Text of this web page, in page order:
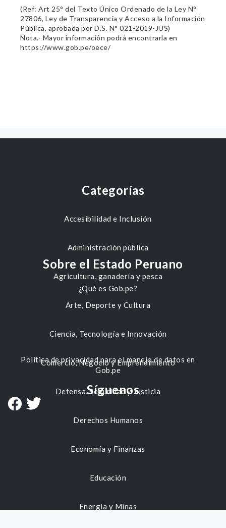
(Ref: Art 25° del Texto Único Ordenado de la Ley N°
27806, Ley de Transparencia y Acceso a la Información
Pública, aprobada por D.S. N° 021-2019-JUS)
Nota.- Mayor información podrá encontrarla en
https://www.gob.pe/oece/
Categorías
Accesibilidad e Inclusión
Administración pública
Agricultura, ganadería y pesca
Arte, Deporte y Cultura
Ciencia, Tecnología e Innovación
Comercio, Negocio y Emprendimiento
Defensa, Seguridad y Justicia
Derechos Humanos
Economía y Finanzas
Educación
Energía y Minas
Sobre el Estado Peruano
¿Qué es Gob.pe?
Política de privacidad para el manejo de datos en
Gob.pe
Síguenos